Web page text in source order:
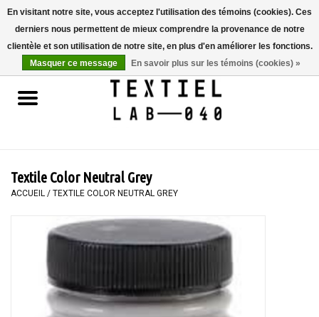
Accueil
LIVRES
PEINTURE
WORKSHOPS
SPECIALS
Textile Color Neutral Grey
ACCUEIL / TEXTILE COLOR NEUTRAL GREY
En visitant notre site, vous acceptez l'utilisation des témoins (cookies). Ces
derniers nous permettent de mieux comprendre la provenance de notre
clientèle et son utilisation de notre site, en plus d'en améliorer les fonctions.
Masquer ce message
En savoir plus sur les témoins (cookies) »